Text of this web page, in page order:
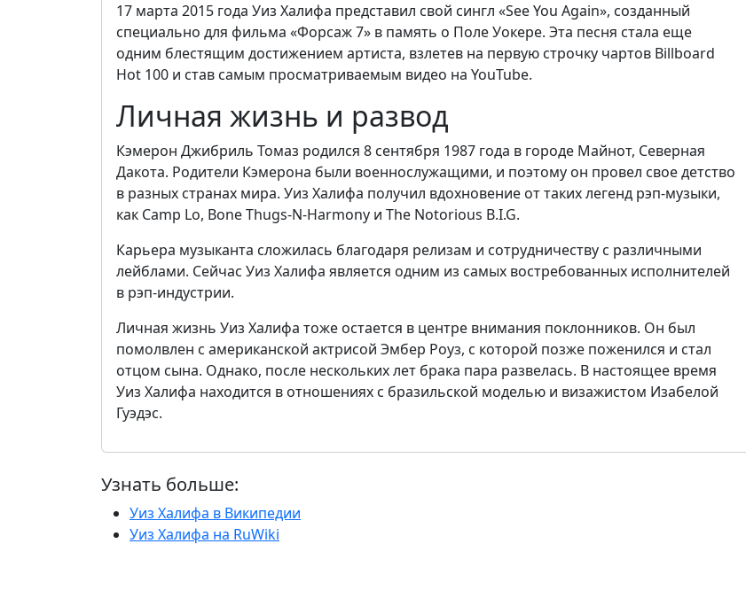
17 марта 2015 года Уиз Халифа представил свой сингл «See You Again», созданный
специально для фильма «Форсаж 7» в память о Поле Уокере. Эта песня стала еще
одним блестящим достижением артиста, взлетев на первую строчку чартов Billboard
Hot 100 и став самым просматриваемым видео на YouTube.
Личная жизнь и развод
Кэмерон Джибриль Томаз родился 8 сентября 1987 года в городе Майнот, Северная
Дакота. Родители Кэмерона были военнослужащими, и поэтому он провел свое детство
в разных странах мира. Уиз Халифа получил вдохновение от таких легенд рэп-музыки,
как Camp Lo, Bone Thugs-N-Harmony и The Notorious B.I.G.
Карьера музыканта сложилась благодаря релизам и сотрудничеству с различными
лейблами. Сейчас Уиз Халифа является одним из самых востребованных исполнителей
в рэп-индустрии.
Личная жизнь Уиз Халифа тоже остается в центре внимания поклонников. Он был
помолвлен с американской актрисой Эмбер Роуз, с которой позже поженился и стал
отцом сына. Однако, после нескольких лет брака пара развелась. В настоящее время
Уиз Халифа находится в отношениях с бразильской моделью и визажистом Изабелой
Гуэдэс.
Узнать больше:
Уиз Халифа в Википедии
Уиз Халифа на RuWiki